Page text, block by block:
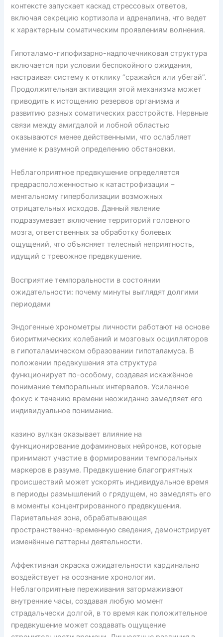
контексте запускает каскад стрессовых ответов,
включая секрецию кортизола и адреналина, что ведет
к характерным соматическим проявлениям волнения.
Гипоталамо-гипофизарно-надпочечниковая структура
включается при условии беспокойного ожидания,
настраивая систему к отклику “сражайся или убегай”.
Продолжительная активация этой механизма может
приводить к истощению резервов организма и
развитию разных соматических расстройств. Нервные
связи между амигдалой и лобной областью
оказываются менее действенными, что ослабляет
умение к разумной определению обстановки.
Неблагоприятное предвкушение определяется
предрасположенностью к катастрофизации –
ментальному гиперболизации возможных
отрицательных исходов. Данный явление
подразумевает включение территорий головного
мозга, ответственных за обработку болевых
ощущений, что объясняет телесный неприятность,
идущий с тревожное предвкушение.
Восприятие темпоральности в состоянии
ожидательности: почему минуты выглядят долгими
периодами
Эндогенные хронометры личности работают на основе
биоритмических колебаний и мозговых осцилляторов
в гипоталамическом образовании гипоталамуса. В
положении предвкушения эта структура
функционирует по-особому, создавая искажённое
понимание темпоральных интервалов. Усиленное
фокус к течению времени неожиданно замедляет его
индивидуальное понимание.
казино вулкан оказывает влияние на
функционирование дофаминовых нейронов, которые
принимают участие в формировании темпоральных
маркеров в разуме. Предвкушение благоприятных
происшествий может ускорять индивидуальное время
в периоды размышлений о грядущем, но замедлять его
в моменты концентрированного предвкушения.
Париетальная зона, обрабатывающая
пространственно-временную сведения, демонстрирует
изменённые паттерны деятельности.
Аффективная окраска ожидательности кардинально
воздействует на осознание хронологии.
Неблагоприятные переживания затормаживают
внутренние часы, создавая любую момент
страдальчески долгой, в то время как положительное
предвкушение может создавать ощущение